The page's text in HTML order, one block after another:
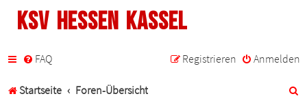
KSV Hessen Kassel
FAQ Anmelden
Registrieren
Startseite Foren-Übersicht